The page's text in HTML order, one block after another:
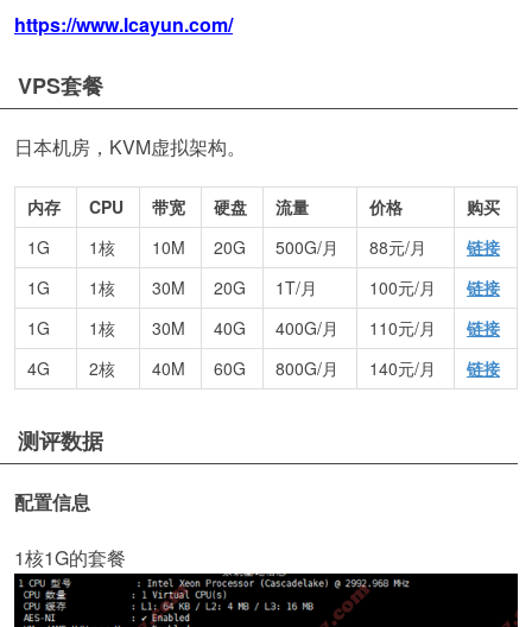
https://www.lcayun.com/
VPS套餐
日本机房，KVM虚拟架构。
内存 CPU 带宽 硬盘 流量 价格
购买
1G
1核 10M 20G 500G/月 88元/月
链接
1G
1核 30M 20G 1T/月 100元/月
链接
1G
1核 30M 40G 400G/月 110元/月
链接
4G
2核 40M 60G 800G/月 140元/月 链接
测评数据
配置信息
1核1G的套餐